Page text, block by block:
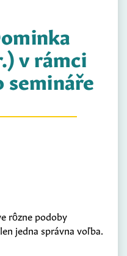
v rámci
semináře
rôzne podoby
jedna správna voľba.